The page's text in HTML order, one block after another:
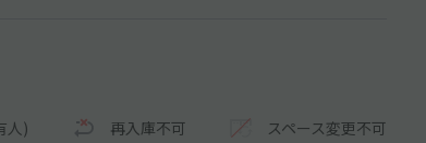
人) 再入庫不可 スペース変更不可